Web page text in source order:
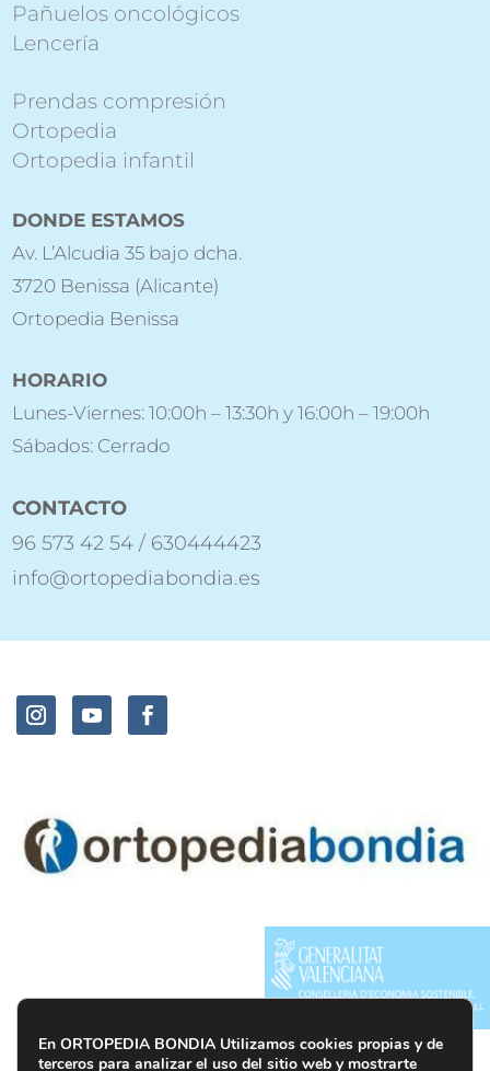
Pañuelos oncológicos
Lencería
Prendas compresión
Ortopedia
Ortopedia infantil
DONDE ESTAMOS
Av. L’Alcudia 35 bajo dcha.
3720 Benissa (Alicante)
Ortopedia Benissa
HORARIO
Lunes-Viernes: 10:00h – 13:30h y 16:00h – 19:00h
Sábados: Cerrado
CONTACTO
96 573 42 54 / 630444423
info@ortopediabondia.es
En ORTOPEDIA BONDIA Utilizamos cookies propias y de
terceros para analizar el uso del sitio web y mostrarte